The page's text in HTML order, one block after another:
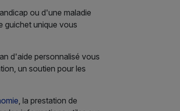
ou d'une maladie
guichet unique vous
d'aide personnalisé vous
un soutien pour les
, la prestation de